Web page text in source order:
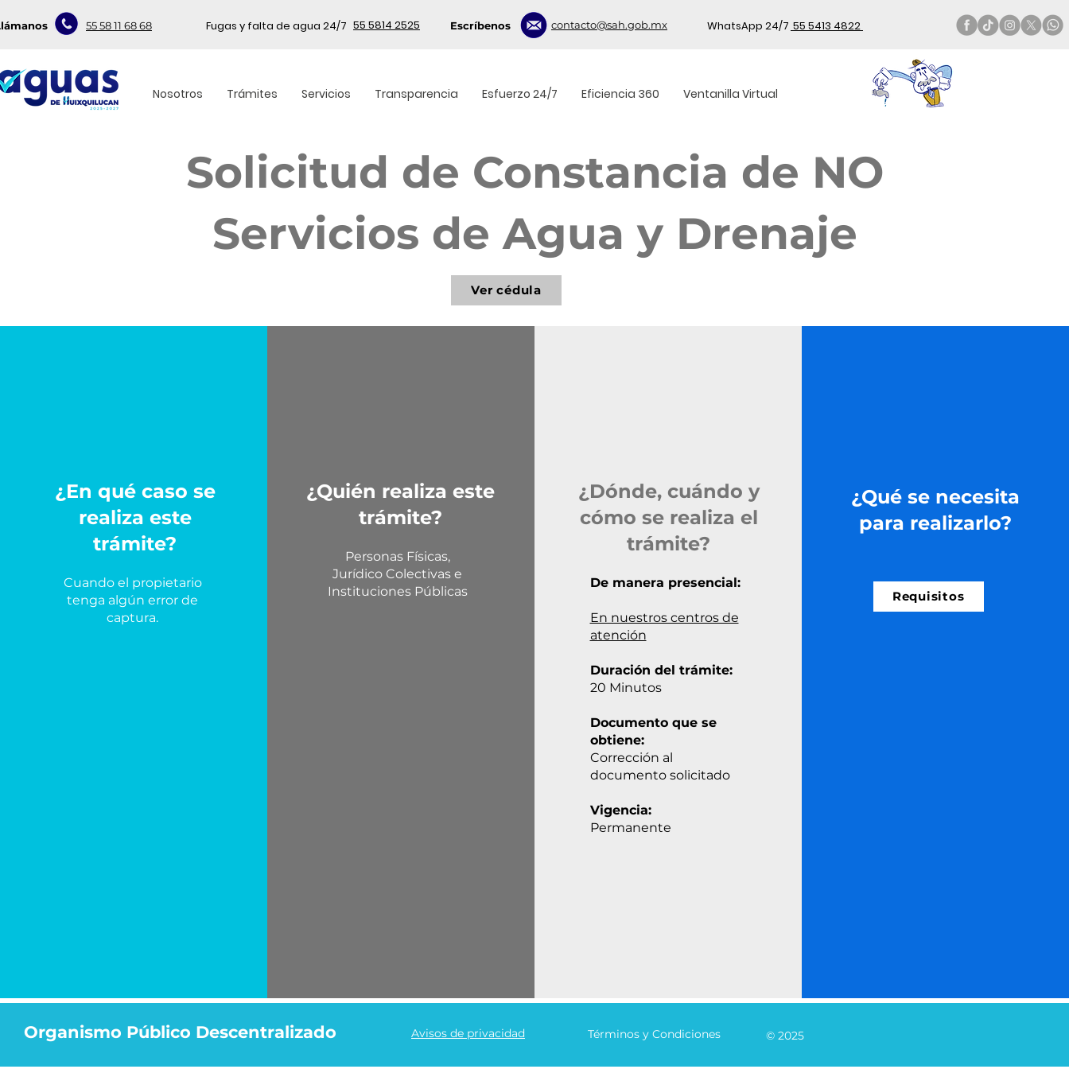
55 58 11 68 68 Fugas y falta de agua 24/7 55 5814 2525 Escríbenos contacto@sah.gob.mx WhatsApp 24/7 55 5413 4822
Nosotros Trámites Servicios Transparencia Esfuerzo 24/7 Eficiencia 360 Ventanilla Virtual
Solicitud de Constancia de NO
Servicios de Agua y Drenaje
Ver cédula
¿En qué caso se
realiza este
trámite?
Cuando el propietario
tenga algún error de
captura.
¿Quién realiza este
trámite?
Personas Físicas,
Jurídico Colectivas e
Instituciones Públicas
¿Dónde, cuándo y
cómo se realiza el
trámite?
De manera presencial:
En nuestros centros de
atención
Duración del trámite:
20 Minutos
Documento que se
obtiene:
Corrección al
documento solicitado
Vigencia:
Permanente
¿Qué se necesita
para realizarlo?
Requisitos
Organismo Público Descentralizado Avisos de privacidad Términos y Condiciones © 2025 Aguas de Huixquilucan